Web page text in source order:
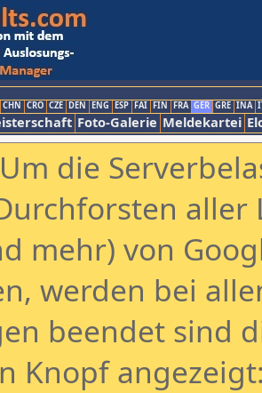
CHN CRO CZE DEN ENG ESP FAI FIN FRA GER GRE INA
Foto-Galerie Meldekartei
die
aller
mehr) von
werden bei
beendet sind
Knopf